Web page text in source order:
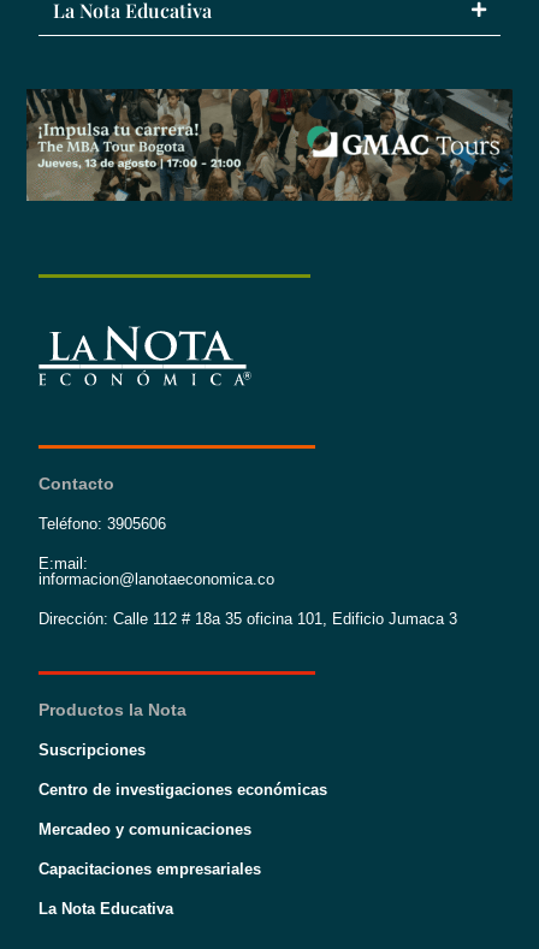
La Nota Educativa
Contacto
Teléfono: 3905606
E:mail:
informacion@lanotaeconomica.co
Dirección: Calle 112 # 18a 35 oficina 101, Edificio Jumaca 3
Productos la Nota
Suscripciones
Centro de investigaciones económicas
Mercadeo y comunicaciones
Capacitaciones empresariales
La Nota Educativa